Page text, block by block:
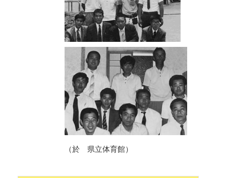
（於 県立体育館）